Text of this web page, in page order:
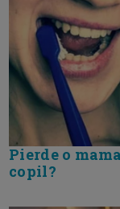
Pierde o
copil?